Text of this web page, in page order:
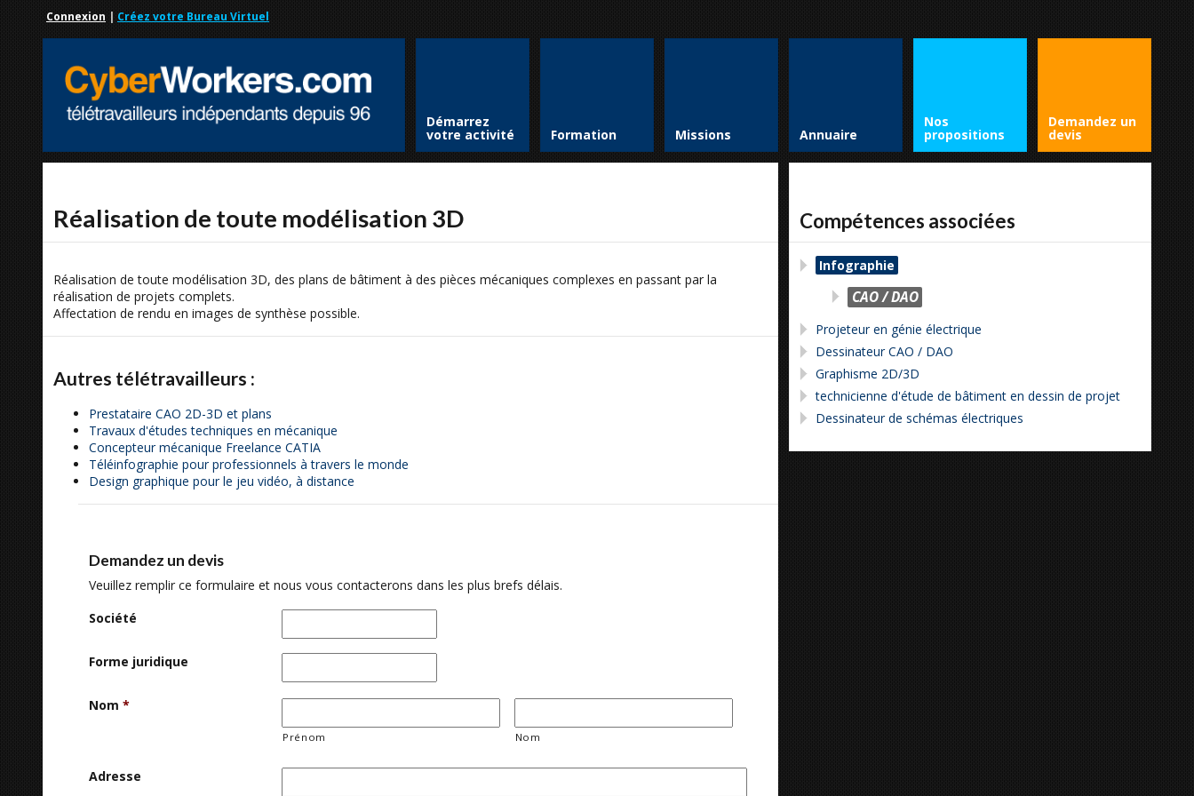
Connexion | Créez votre Bureau Virtuel
Démarrez
votre activité Formation Missions Annuaire
Nos
propositions
Demandez un
devis
Réalisation de toute modélisation 3D
Réalisation de toute modélisation 3D, des plans de bâtiment à des pièces mécaniques complexes en passant par la
réalisation de projets complets.
Affectation de rendu en images de synthèse possible.
Autres télétravailleurs :
Prestataire CAO 2D-3D et plans
Travaux d'études techniques en mécanique
Concepteur mécanique Freelance CATIA
Téléinfographie pour professionnels à travers le monde
Design graphique pour le jeu vidéo, à distance
Demandez un devis
Veuillez remplir ce formulaire et nous vous contacterons dans les plus brefs délais.
Société
Forme juridique
Nom *
Prénom Nom
Adresse
Compétences associées
Infographie
CAO / DAO
Projeteur en génie électrique
Dessinateur CAO / DAO
Graphisme 2D/3D
technicienne d'étude de bâtiment en dessin de projet
Dessinateur de schémas électriques